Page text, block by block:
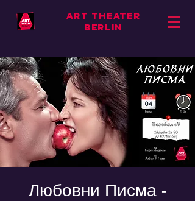
ART THEATER
BERLIN
Любовни Писма -